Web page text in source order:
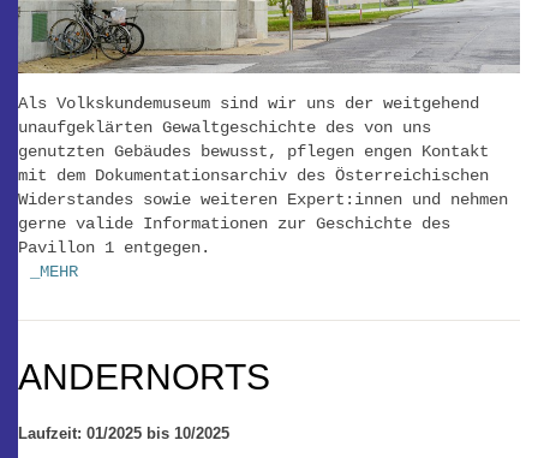
Als Volkskundemuseum sind wir uns der weitgehend
unaufgeklärten Gewaltgeschichte des von uns
genutzten Gebäudes bewusst, pflegen engen Kontakt
mit dem Dokumentationsarchiv des Österreichischen
Widerstandes sowie weiteren Expert:innen und nehmen
gerne valide Informationen zur Geschichte des
Pavillon 1 entgegen.
_MEHR
ANDERNORTS
Laufzeit: 01/2025 bis 10/2025